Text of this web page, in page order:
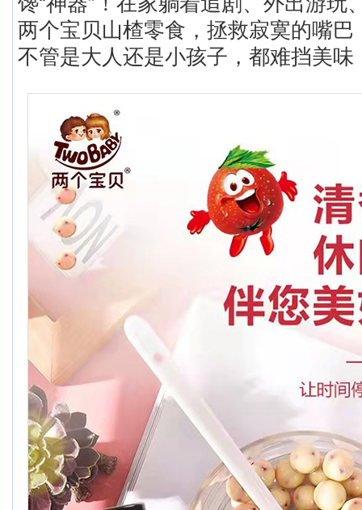
两个宝贝山楂零食，拯救寂寞的嘴
不管是大人还是小孩子，都难挡美味